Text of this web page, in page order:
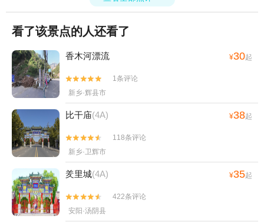
看了该景点的人还看了
香木河漂流 ¥30起


1条评论
新乡·辉县市
比干庙(4A) ¥38起


118条评论
新乡·卫辉市
羑里城(4A) ¥35起


422条评论
安阳·汤阴县